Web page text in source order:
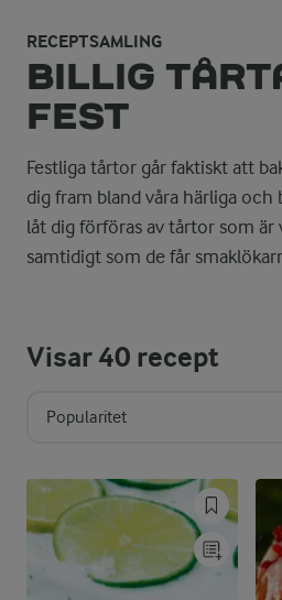
RECEPTSAMLING
BILLIG
FEST
Festliga tårtor går faktiskt att
dig fram bland våra härliga
låt dig förföras av tårtor som är
samtidigt som de får
Visar40 recept
Popularitet